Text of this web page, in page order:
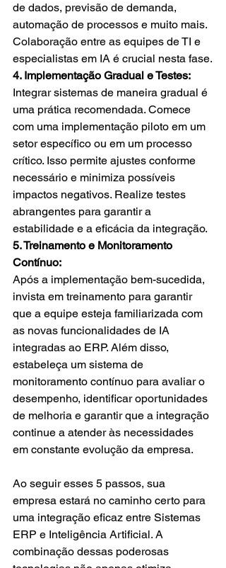
de dados, previsão de demanda,
automação de processos e muito mais.
Colaboração entre as equipes de TI e
especialistas em IA é crucial nesta fase.
4. Implementação Gradual e Testes:
Integrar sistemas de maneira gradual é
uma prática recomendada. Comece
com uma implementação piloto em um
setor específico ou em um processo
crítico. Isso permite ajustes conforme
necessário e minimiza possíveis
impactos negativos. Realize testes
abrangentes para garantir a
estabilidade e a eficácia da integração.
5. Treinamento e Monitoramento
Contínuo:
Após a implementação bem-sucedida,
invista em treinamento para garantir
que a equipe esteja familiarizada com
as novas funcionalidades de IA
integradas ao ERP. Além disso,
estabeleça um sistema de
monitoramento contínuo para avaliar o
desempenho, identificar oportunidades
de melhoria e garantir que a integração
continue a atender às necessidades
em constante evolução da empresa.
Ao seguir esses 5 passos, sua
empresa estará no caminho certo para
uma integração eficaz entre Sistemas
ERP e Inteligência Artificial. A
combinação dessas poderosas